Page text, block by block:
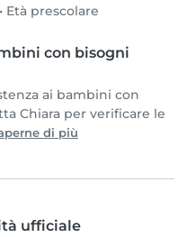
• Età prescolare
con bisogni
ai bambini con
Chiara per verificare le
di più
ufficiale